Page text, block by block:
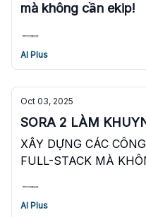
mà không cần ekip!
AI Plus
Oct 03, 2025
SORA 2 LÀM
XÂY DỰNG CÁC
FULL-STACK MÀ
AI Plus